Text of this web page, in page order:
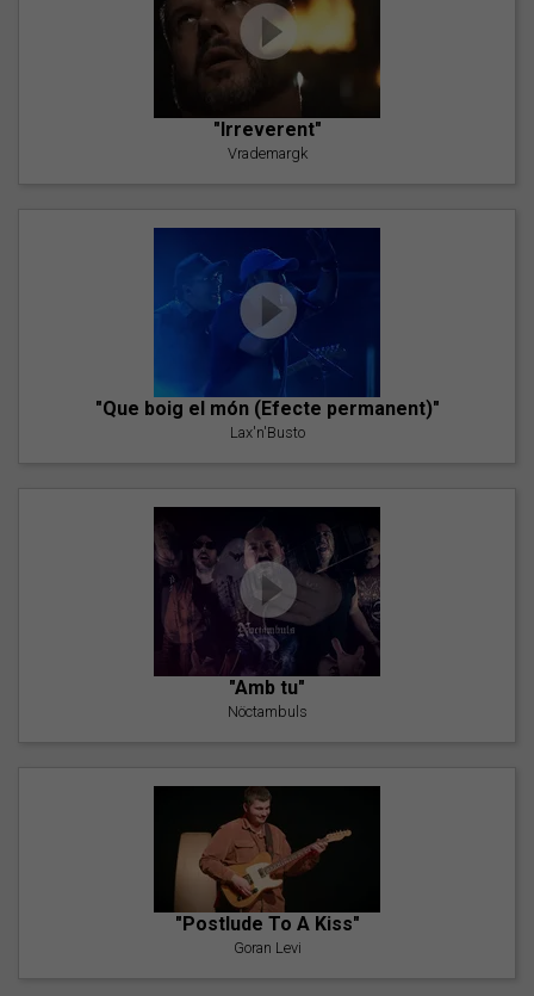
"Irreverent"
Vrademargk
"Que boig el món (Efecte permanent)"
Lax'n'Busto
"Amb tu"
Nöctambuls
"Postlude To A Kiss"
Goran Levi